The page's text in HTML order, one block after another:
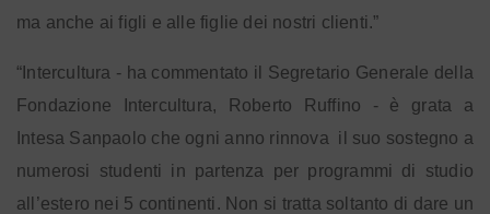
ma anche ai figli e alle figlie dei nostri clienti.”
“Intercultura - ha commentato il Segretario Generale della
Fondazione Intercultura, Roberto Ruffino - è grata a
Intesa Sanpaolo che ogni anno rinnova il suo sostegno a
numerosi studenti in partenza per programmi di studio
all’estero nei 5 continenti. Non si tratta soltanto di dare un